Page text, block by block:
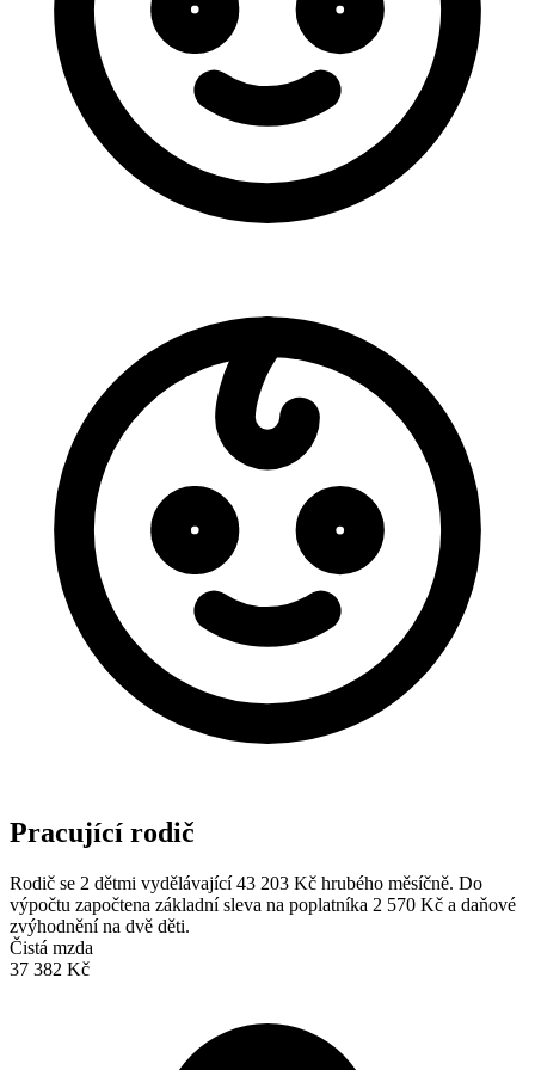
Pracující rodič
Rodič se 2 dětmi vydělávající 43 203 Kč hrubého měsíčně. Do
výpočtu započtena základní sleva na poplatníka 2 570 Kč a daňové
zvýhodnění na dvě děti.
Čistá mzda
37 382 Kč